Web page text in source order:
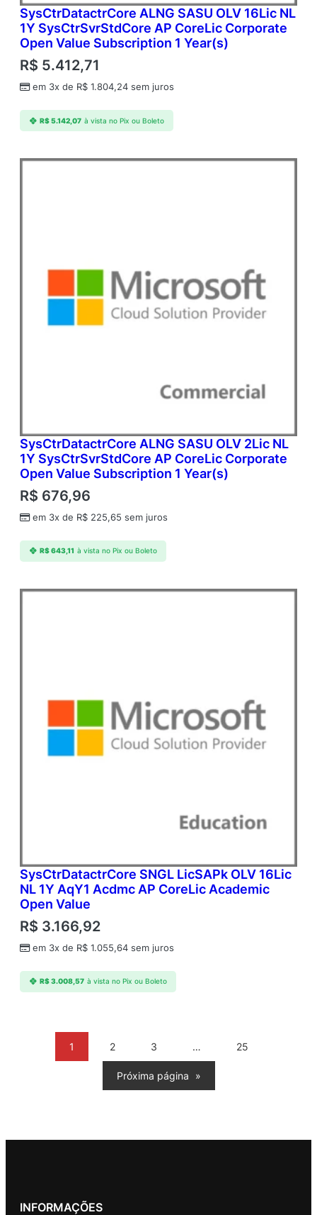
SysCtrDatactrCore ALNG SASU OLV 16Lic NL
1Y SysCtrSvrStdCore AP CoreLic Corporate
Open Value Subscription 1 Year(s)
R$ 5.412,71
em 3x de R$ 1.804,24 sem juros
R$5.142,07 à vista no Pix ou Boleto
SysCtrDatactrCore ALNG SASU OLV 2Lic NL
1Y SysCtrSvrStdCore AP CoreLic Corporate
Open Value Subscription 1 Year(s)
R$ 676,96
em 3x de R$ 225,65 sem juros
R$643,11 à vista no Pix ou Boleto
SysCtrDatactrCore SNGL LicSAPk OLV 16Lic
NL 1Y AqY1 Acdmc AP CoreLic Academic
Open Value
R$ 3.166,92
em 3x de R$ 1.055,64 sem juros
R$3.008,57 à vista no Pix ou Boleto
1 2 3 … 25
Próxima página »
INFORMAÇÕES